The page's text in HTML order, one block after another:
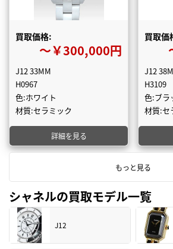
買取価格:
〜￥300,000円
J12 33MM
H0967
色:ホワイト
材質:セラミック
詳細を見る
買取価
J12
H3109
色:ブラ
材質:セ
もっと見る
シャネルの買取モデル一覧
J12